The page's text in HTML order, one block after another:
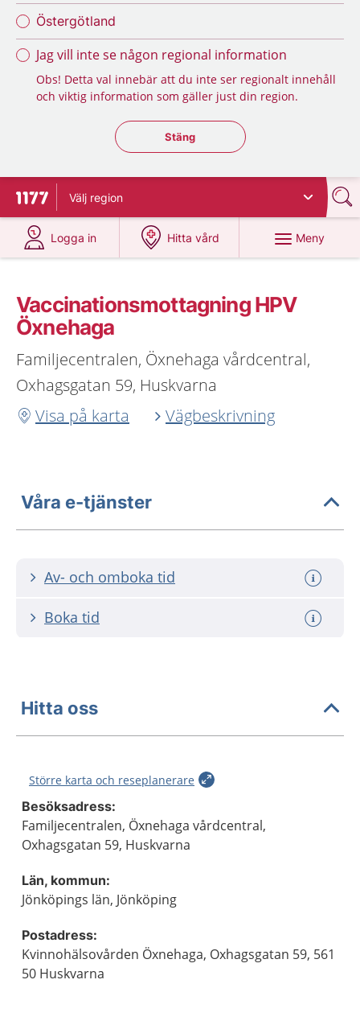
Östergötland
Jag vill inte se någon regional information
Obs! Detta val innebär att du inte ser regionalt innehåll
och viktig information som gäller just din region.
Stäng regionsväljaren
Stäng
Till startsidan för 1177
Välj region
Logga in
på 1177.se
Hitta vård
på 1177.se
Meny
Vaccinationsmottagning HPV
Öxnehaga
Familjecentralen, Öxnehaga vårdcentral,
Oxhagsgatan 59, Huskvarna
Visa på karta
Vägbeskrivning
Våra e-tjänster
Av- och omboka tid
Boka tid
Hitta oss
Större karta och reseplanerare
Besöksadress:
Familjecentralen, Öxnehaga vårdcentral,
Oxhagsgatan 59, Huskvarna
Län, kommun:
Jönköpings län, Jönköping
Postadress:
Kvinnohälsovården Öxnehaga, Oxhagsgatan 59, 561
50 Huskvarna